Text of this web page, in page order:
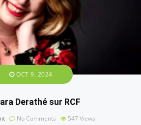
OCT 9, 2024
Derathé sur RCF
No Comments 547 Views